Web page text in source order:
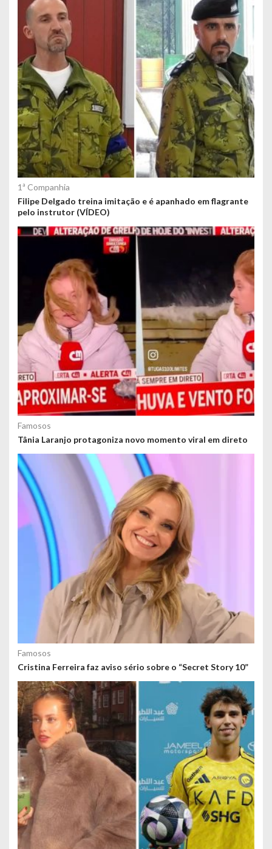
ú
o
s
1ª Companhia
Filipe Delgado treina imitação e é apanhado em flagrante
pelo instrutor (VÍDEO)
Famosos
Tânia Laranjo protagoniza novo momento viral em direto
Famosos
Cristina Ferreira faz aviso sério sobre o “Secret Story 10”